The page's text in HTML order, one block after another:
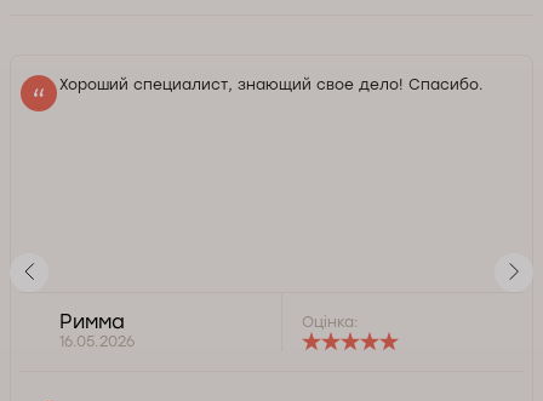
Хороший специалист, знающий свое дело! Спасибо.
Римма
16.05.2026
Оцінка: